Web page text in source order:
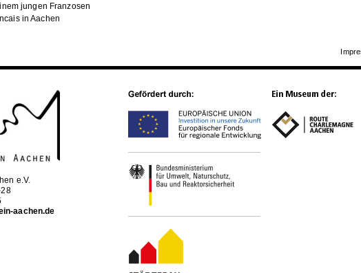
jungen Franzosen
in Aachen
e.V.
aachen.de